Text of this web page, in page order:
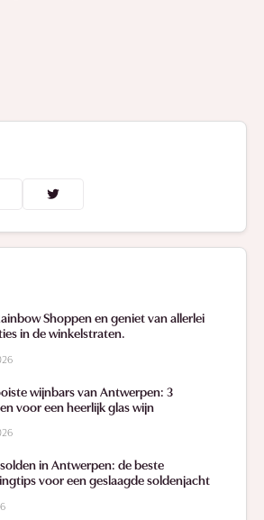
Shoppen en geniet van allerlei
in de winkelstraten.
wijnbars van Antwerpen: 3
voor een heerlijk glas wijn
in Antwerpen: de beste
voor een geslaagde soldenjacht